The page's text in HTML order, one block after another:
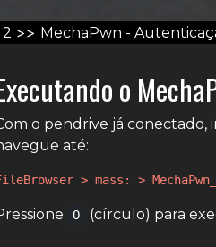
>> MechaPwn -
o
o pendrive já conectado,
até:
> mass: >
O (círculo) para